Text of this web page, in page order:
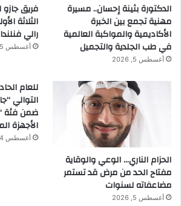
الدكتورة بثينة إحسان.. مسيرة
مهنية تجمع بين الخبرة
الأكاديمية والمواكبة العالمية
في طب الجلدية والتجميل
أغسطس 5, 2026
فريق جازو
رالي فنلندا
أغسطس 5, 2026
الحزام الناري… الوعي والوقاية
مفتاح الحد من مرض قد تستمر
مضاعفاته لسنوات
أغسطس 5, 2026
للعام
ضمن فئة
الأجهزة
أغسطس 4, 2026